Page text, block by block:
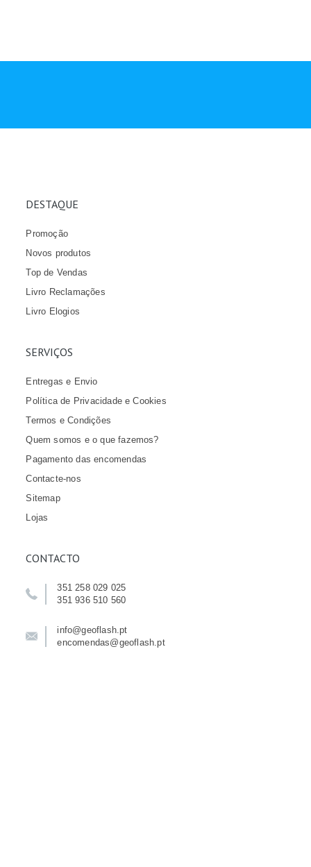
DESTAQUE
Promoção
Novos produtos
Top de Vendas
Livro Reclamações
Livro Elogios
SERVIÇOS
Entregas e Envio
Política de Privacidade e Cookies
Termos e Condições
Quem somos e o que fazemos?
Pagamento das encomendas
Contacte-nos
Sitemap
Lojas
CONTACTO
351 258 029 025
351 936 510 560
info@geoflash.pt
encomendas@geoflash.pt